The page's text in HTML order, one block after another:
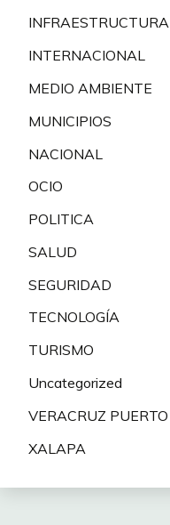
INFRAESTRUCTURA
INTERNACIONAL
MEDIO AMBIENTE
MUNICIPIOS
NACIONAL
OCIO
POLITICA
SALUD
SEGURIDAD
TECNOLOGÍA
TURISMO
Uncategorized
VERACRUZ PUERTO
XALAPA